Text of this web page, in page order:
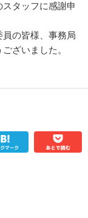
タッフに感謝申
の皆様、事務局
ざいました。